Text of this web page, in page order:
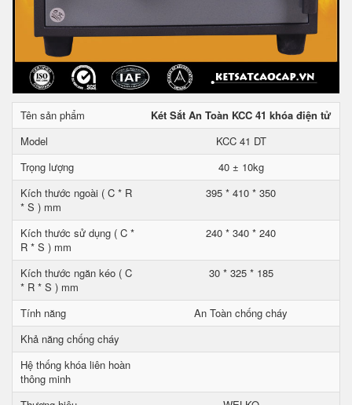
Tên sản phẩm
Két Sắt An Toàn KCC 41 khóa điện tử
Model
KCC 41 DT
Trọng lượng
40 ± 10kg
Kích thước ngoài ( C * R
* S ) mm
395 * 410 * 350
Kích thước sử dụng ( C *
R * S ) mm
240 * 340 * 240
Kích thước ngăn kéo ( C
* R * S ) mm
30 * 325 * 185
Tính năng
An Toàn chống cháy
Khả năng chống cháy
Hệ thống khóa liên hoàn
thông minh